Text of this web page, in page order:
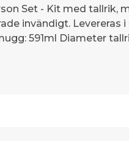
Set - Kit med
invändigt. Levereras
591ml Diameter